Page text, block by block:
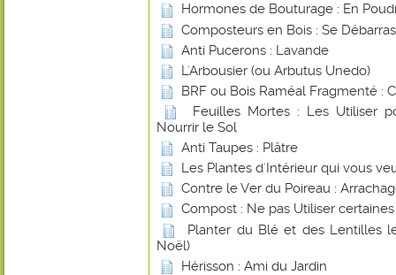
Hormones de Bouturage : En
Composteurs en Bois : Se
Anti Pucerons : Lavande
L'Arbousier (ou Arbutus Unedo)
BRF ou Bois Raméal Fragmenté :
Feuilles Mortes : Les Utiliser
Nourrir le Sol
Anti Taupes : Plâtre
Les Plantes d'Intérieur qui vous
Contre le Ver du Poireau :
Compost : Ne pas Utiliser
Planter du Blé et des Lentilles
Noël)
Hérisson : Ami du Jardin